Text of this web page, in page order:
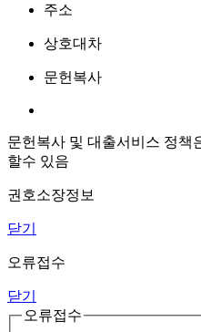
주소
상호대차
문헌복사
문헌복사 및 대출서비스 정책
할수 있음
권호소장정보
닫기
오류접수
닫기
오류접수